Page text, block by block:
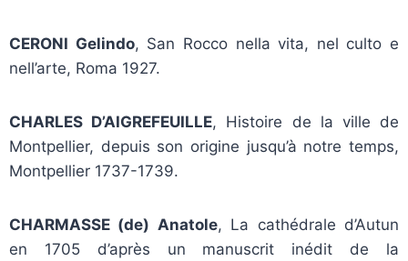
CERONI Gelindo, San Rocco nella vita, nel culto e
nell’arte, Roma 1927.
CHARLES D’AIGREFEUILLE, Histoire de la ville de
Montpellier, depuis son origine jusqu’à notre temps,
Montpellier 1737-1739.
CHARMASSE (de) Anatole, La cathédrale d’Autun
en 1705 d’après un manuscrit inédit de la